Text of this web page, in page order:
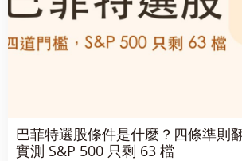
巴菲特選股條件是什麼？四條準則
實測 S&P 500 只剩 63 檔